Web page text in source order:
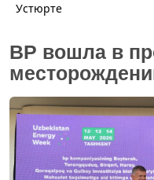
Устюрте
BP вошла в